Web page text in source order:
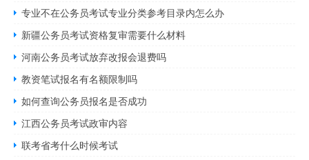
专业不在公务员考试专业分类参考目录内怎么办
新疆公务员考试资格复审需要什么材料
河南公务员考试放弃改报会退费吗
教资笔试报名有名额限制吗
如何查询公务员报名是否成功
江西公务员考试政审内容
联考省考什么时候考试